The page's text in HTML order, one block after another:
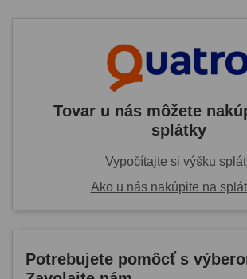
Tovar u nás môžete
splátky
Vypočítajte si výšku
Ako u nás nakúpite na
Potrebujete pomôcť s